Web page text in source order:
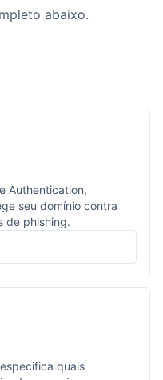
abaixo.
Authentication,
seu domínio contra
de phishing.
quais